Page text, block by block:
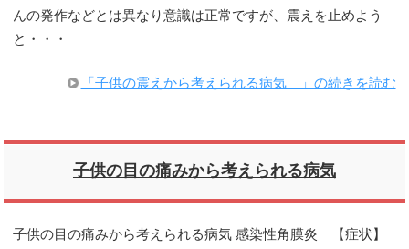
んの発作などとは異なり意識は正常ですが、震えを止めよう
と・・・
「子供の震えから考えられる病気 」の続きを読む
子供の目の痛みから考えられる病気
子供の目の痛みから考えられる病気 感染性角膜炎 【症状】